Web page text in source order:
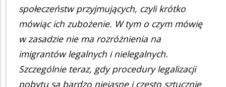
społeczeństw przyjmujących, czyli krótko
mówiąc ich zubożenie. W tym o czym mówię
w zasadzie nie ma rozróżnienia na
imigrantów legalnych i nielegalnych.
Szczególnie teraz, gdy procedury legalizacji
pobytu są bardzo niejasne i często sztucznie